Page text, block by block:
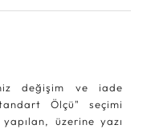
değişim ve iade
Ölçü" seçimi
üzerine yazı